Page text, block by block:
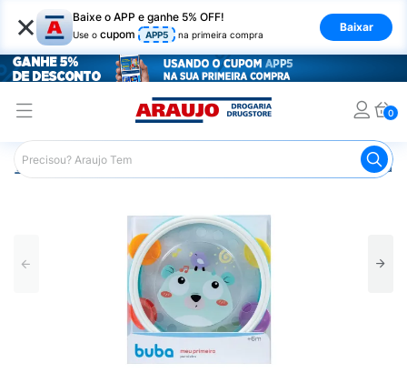
× Baixe o APP e ganhe 5% OFF!
Use o cupom APP5 na primeira compra
Baixar
0
Araujo Infantil Meu Primeiro